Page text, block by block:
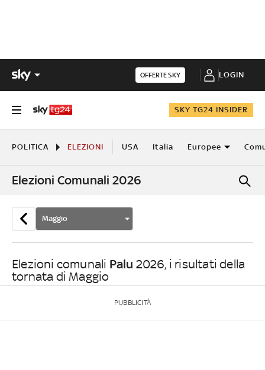
OFFERTE SKY LOGIN
SKY TG24 INSIDER
POLITICA ELEZIONI USA Italia Europee
Elezioni Comunali 2026
Maggio
Elezioni comunali Palu 2026, i risultati della
tornata di Maggio
PUBBLICITÀ